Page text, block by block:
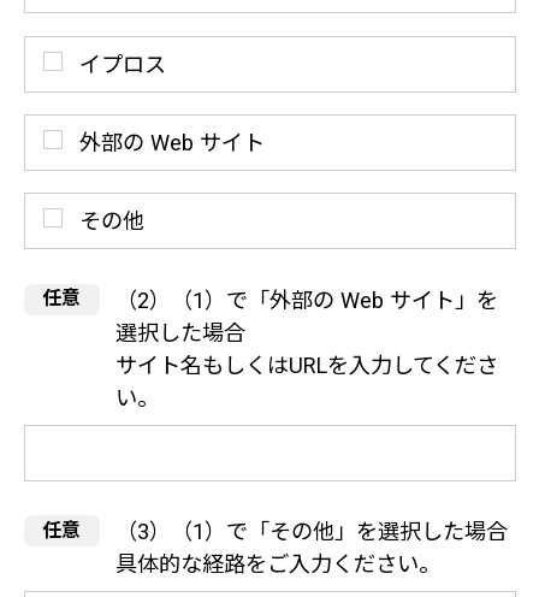
イプロス
外部の Web サイト
その他
（2）（1）で「外部の Web サイト」を
選択した場合
サイト名もしくはURLを入力してくださ
い。
（3）（1）で「その他」を選択した場合
具体的な経路をご入力ください。